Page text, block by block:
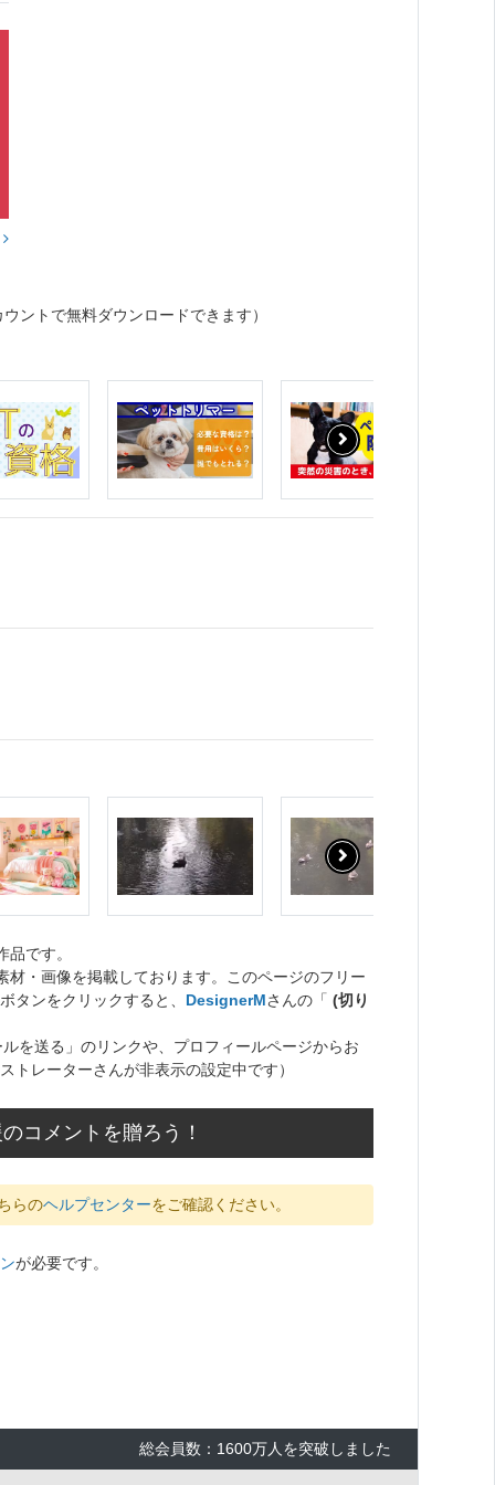
ントで無料ダウンロードできます）
品です。
・画像を掲載しております。このページのフリー
タンをクリックすると、 DesignerMさんの「 (切り
を送る」のリンクや、プロフィールページからお
トレーターさんが非表示の設定中です）
コメントを贈ろう！
らのヘルプセンターをご確認ください。
が必要です。
総会員数：1600万人を突破しました